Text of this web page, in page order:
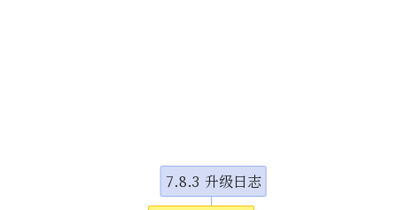
7.8.3 升级日志